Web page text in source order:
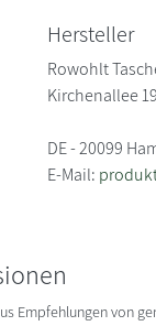
Hersteller
Rowohlt
Kirchenallee 19
DE - 20099
E-Mail:
Empfehlungen von